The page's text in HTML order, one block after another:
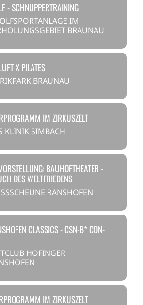
- SCHNUPPERTRAINING
IM
BRAUNAU
X PILATES
BRAUNAU
IM ZIRKUSZELT
KLINIK SIMBACH
BAUHOFTHEATER -
DES WELTFRIEDENS
RANSHOFEN
CLASSICS - CSN-B* CDN-
HOFINGER
IM ZIRKUSZELT